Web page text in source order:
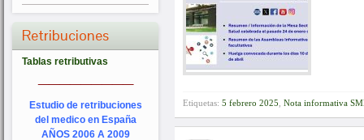
Retribuciones
Tablas retributivas
Estudio de retribuciones
del medico en España
AÑOS 2006 A 2009
Etiquetas: 5 febrero 2025 Nota informativa